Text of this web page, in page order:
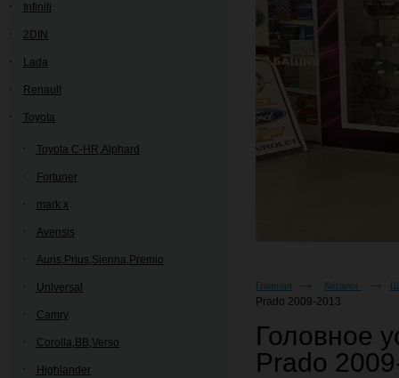
Infiniti
2DIN
Lada
Renault
Toyota
Toyota C-HR,Alphard
Fortuner
mark x
Avensis
Auris,Prius,Sienna,Premio
Universal
Camry
Corolla,BB,Verso
Highlander
Главная Каталог
Prado 2009-2013
Головное
Prado